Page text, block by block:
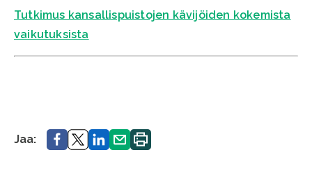
Tutkimus kansallispuistojen kävijöiden kokemista
vaikutuksista
Jaa: Jaa. Jaa.Jaa. Jaa. Tulosta
sivu.